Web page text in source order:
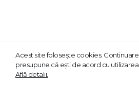
Acest site foloseşte cookies.
presupune că eşti de acord cu
Află detalii.